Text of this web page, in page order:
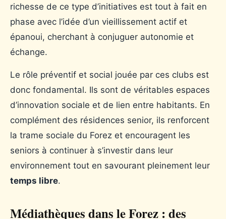
richesse de ce type d’initiatives est tout à fait en
phase avec l’idée d’un vieillissement actif et
épanoui, cherchant à conjuguer autonomie et
échange.
Le rôle préventif et social jouée par ces clubs est
donc fondamental. Ils sont de véritables espaces
d’innovation sociale et de lien entre habitants. En
complément des résidences senior, ils renforcent
la trame sociale du Forez et encouragent les
seniors à continuer à s’investir dans leur
environnement tout en savourant pleinement leur
temps libre.
Médiathèques dans le Forez : des